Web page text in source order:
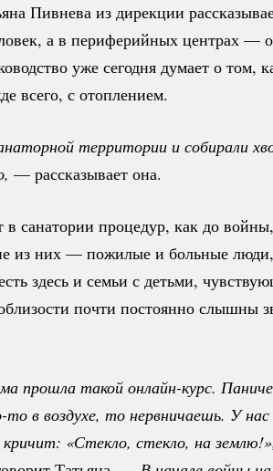
Пивнева из дирекции
а в периферийных центрах —
уже сегодня думает о том,
всего, с отоплением.
территории и собирали
— рассказывает она.
санатории процедур, как до
из них — пожилые и больные
здесь и семьи с детьми,
почти постоянно слышны
прошла такой онлайн-курс.
то в воздухе, то нервничаешь. У
«Стекло, стекло, на